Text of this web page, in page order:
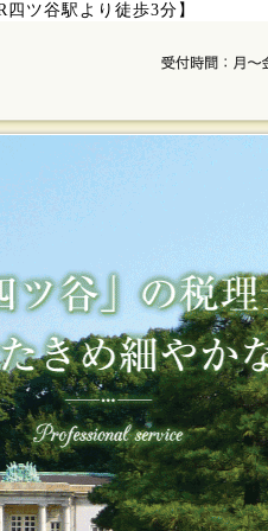
ツ谷駅より徒歩3分】